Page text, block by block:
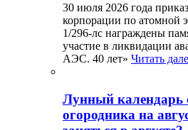
30 июля 2026 года
корпорации по атомной
1/296-лс награждены
участие в ликвидации
АЭС. 40 лет» Читать
Лунный календарь
огородника на